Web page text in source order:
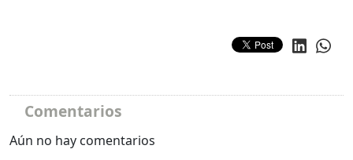
Comentarios
Aún no hay comentarios